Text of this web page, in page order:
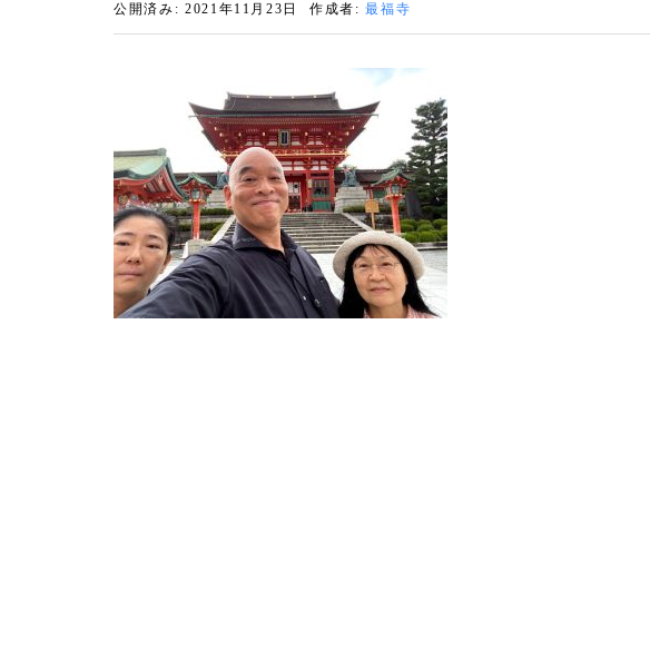
公開済み: 2021年11月23日 作成者:最福寺